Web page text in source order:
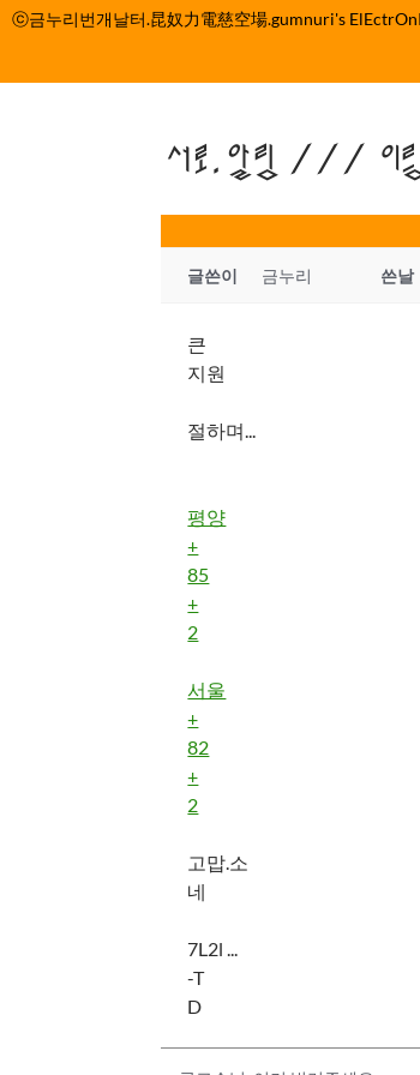
컨ⓒ금누리번개날터.昆奴力電慈空場.gumnuri's 박
서로.알림 /// 이름과
글쓴이 금누리 쓴날
큰
지원
절하며...
평양
+
85
+
2
서울
+
82
+
2
고맙.소
네
7L2l ...
-T
D